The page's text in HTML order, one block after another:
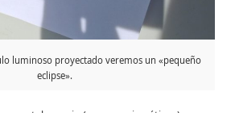
luminoso proyectado veremos un «pequeño
eclipse».